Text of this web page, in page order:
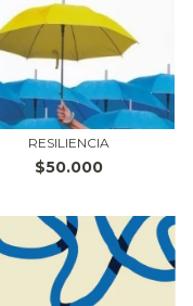
RESILIENCIA
$50.000